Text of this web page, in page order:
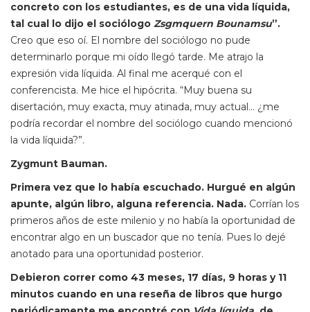
concreto con los estudiantes, es de una vida líquida,
tal cual lo dijo el sociólogo Zsgmquern Bounamsu”.
Creo que eso oí. El nombre del sociólogo no pude
determinarlo porque mi oído llegó tarde. Me atrajo la
expresión vida líquida. Al final me acerqué con el
conferencista. Me hice el hipócrita. “Muy buena su
disertación, muy exacta, muy atinada, muy actual… ¿me
podría recordar el nombre del sociólogo cuando mencionó
la vida líquida?”.
Zygmunt Bauman.
Primera vez que lo había escuchado. Hurgué en algún
apunte, algún libro, alguna referencia. Nada. Corrían los
primeros años de este milenio y no había la oportunidad de
encontrar algo en un buscador que no tenía. Pues lo dejé
anotado para una oportunidad posterior.
Debieron correr como 43 meses, 17 días, 9 horas y 11
minutos cuando en una reseña de libros que hurgo